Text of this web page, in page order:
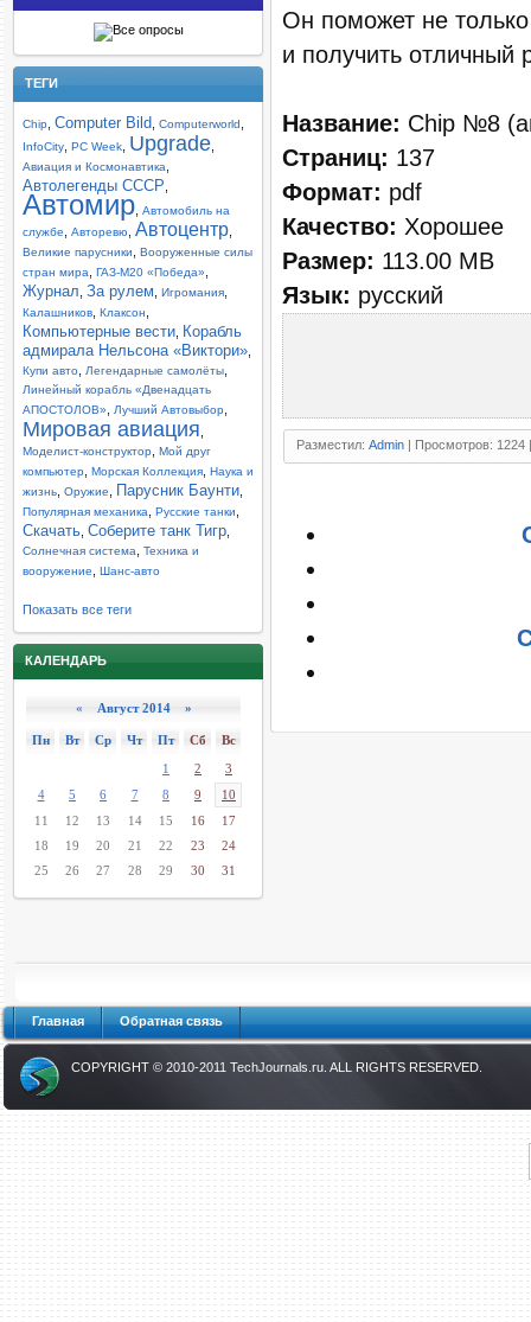
ТЕГИ
Chip Computer Bild Computerworld
InfoCity PC Week Upgrade
Авиация и Космонавтика
Автолегенды СССР
Автомир Автомобиль на
службе
Авторевю Автоцентр
Великие парусники
Вооруженные силы
стран мира
ГАЗ-М20 «Победа»
Журнал За рулем Игромания
Калашников Клаксон
Компьютерные вести Корабль
адмирала Нельсона «Виктори»
Купи авто Легендарные самолёты
Линейный корабль «Двенадцать
АПОСТОЛОВ»
Лучший Автовыбор
Мировая авиация
Моделист-конструктор Мой друг
компьютер Морская Коллекция Наука и
жизнь Оружие Парусник Баунти
Популярная механика Русские танки
Скачать Соберите танк Тигр
Солнечная система
Техника и
вооружение
Шанс-авто
Показать все теги
КАЛЕНДАРЬ
« Август 2014 »
Пн Вт Ср Чт Пт Сб
Вс
1
2
3
4
5 6 7 8 9
10
11
12 13 14 15 16
17
18
19 20 21 22 23
24
25
26 27 28 29 30 31
Он поможет не
и получить отличный
Название: Chip №8
Страниц: 137
Формат: pdf
Качество: Хорошее
Размер: 113.00 MB
Язык: русский
Разместил: Admin | Просмотров: 1224 |
Главная Обратная связь
COPYRIGHT © 2010-2011 TechJournals.ru . ALL RIGHTS RESERVED.